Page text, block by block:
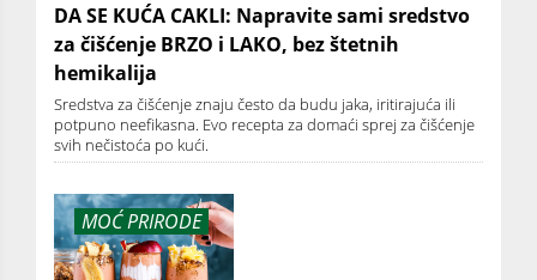
DA SE KUĆA CAKLI: Napravite sami sredstvo
za čišćenje BRZO i LAKO, bez štetnih
hemikalija
Sredstva za čišćenje znaju često da budu jaka, iritirajuća ili
potpuno neefikasna. Evo recepta za domaći sprej za čišćenje
svih nečistoća po kući.
MOĆ PRIRODE